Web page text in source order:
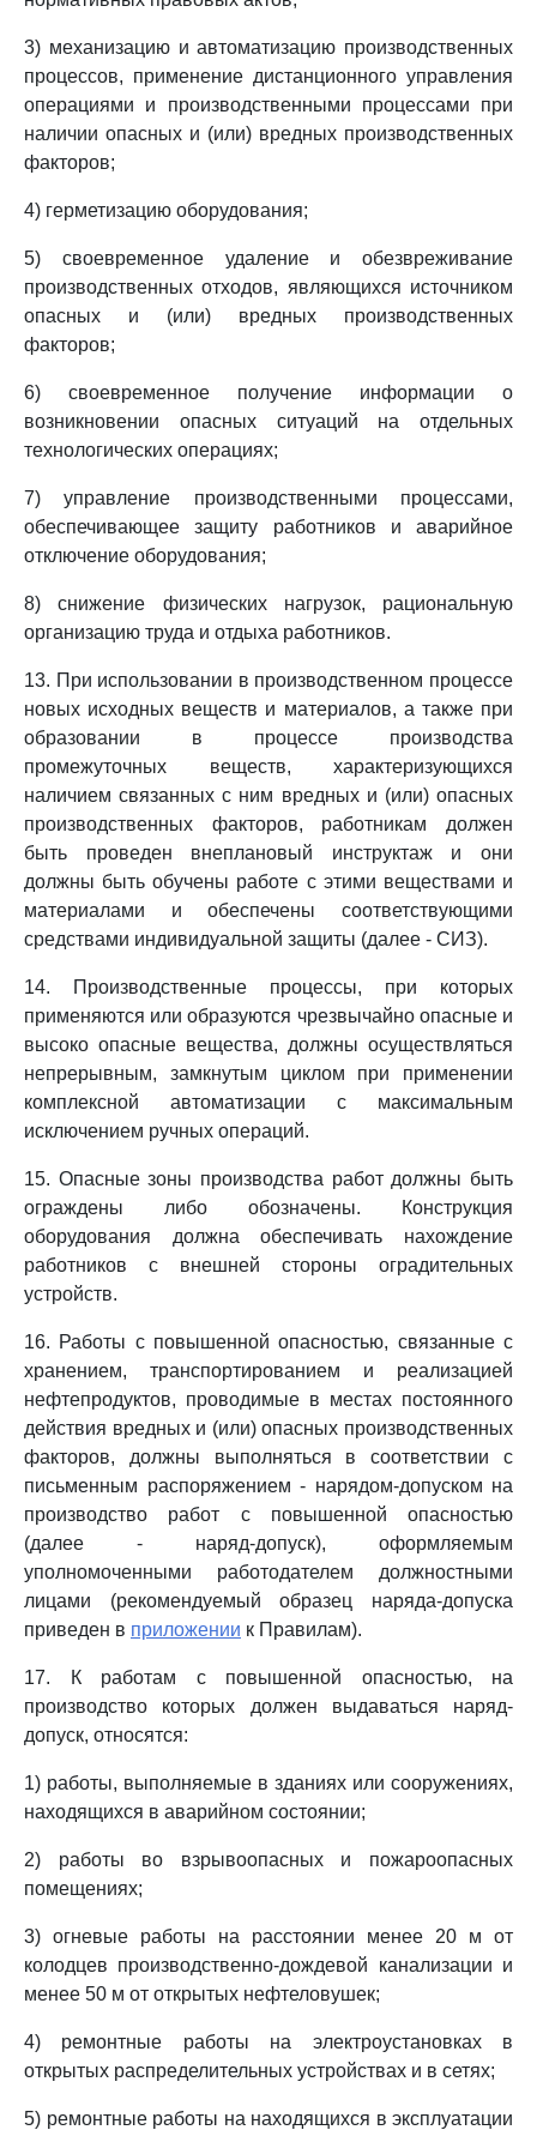
3) механизацию и автоматизацию производственных
процессов, применение дистанционного управления
операциями и производственными процессами при
наличии опасных и (или) вредных производственных
факторов;
4) герметизацию оборудования;
5) своевременное удаление и обезвреживание
производственных отходов, являющихся источником
опасных и (или) вредных производственных
факторов;
6) своевременное получение информации о
возникновении опасных ситуаций на отдельных
технологических операциях;
7) управление производственными процессами,
обеспечивающее защиту работников и аварийное
отключение оборудования;
8) снижение физических нагрузок, рациональную
организацию труда и отдыха работников.
13. При использовании в производственном процессе
новых исходных веществ и материалов, а также при
образовании в процессе производства
промежуточных веществ, характеризующихся
наличием связанных с ним вредных и (или) опасных
производственных факторов, работникам должен
быть проведен внеплановый инструктаж и они
должны быть обучены работе с этими веществами и
материалами и обеспечены соответствующими
средствами индивидуальной защиты (далее - СИЗ).
14. Производственные процессы, при которых
применяются или образуются чрезвычайно опасные и
высоко опасные вещества, должны осуществляться
непрерывным, замкнутым циклом при применении
комплексной автоматизации с максимальным
исключением ручных операций.
15. Опасные зоны производства работ должны быть
ограждены либо обозначены. Конструкция
оборудования должна обеспечивать нахождение
работников с внешней стороны оградительных
устройств.
16. Работы с повышенной опасностью, связанные с
хранением, транспортированием и реализацией
нефтепродуктов, проводимые в местах постоянного
действия вредных и (или) опасных производственных
факторов, должны выполняться в соответствии с
письменным распоряжением - нарядом-допуском на
производство работ с повышенной опасностью
(далее - наряд-допуск), оформляемым
уполномоченными работодателем должностными
лицами (рекомендуемый образец наряда-допуска
приведен в приложении к Правилам).
17. К работам с повышенной опасностью, на
производство которых должен выдаваться наряд-
допуск, относятся:
1) работы, выполняемые в зданиях или сооружениях,
находящихся в аварийном состоянии;
2) работы во взрывоопасных и пожароопасных
помещениях;
3) огневые работы на расстоянии менее 20 м от
колодцев производственно-дождевой канализации и
менее 50 м от открытых нефтеловушек;
4) ремонтные работы на электроустановках в
открытых распределительных устройствах и в сетях;
5) ремонтные работы на находящихся в эксплуатации